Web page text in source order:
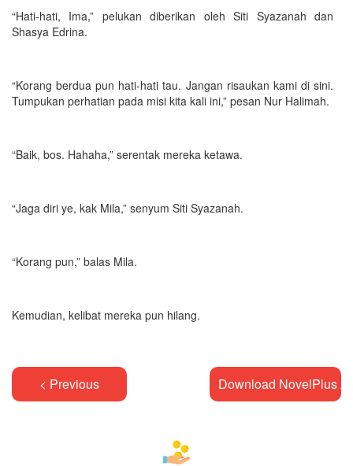
“Hati-hati, Ima,” pelukan diberikan oleh Siti Syazanah dan
Shasya Edrina.
“Korang berdua pun hati-hati tau. Jangan risaukan kami di sini.
Tumpukan perhatian pada misi kita kali ini,” pesan Nur Halimah.
“Baik, bos. Hahaha,” serentak mereka ketawa.
“Jaga diri ye, kak Mila,” senyum Siti Syazanah.
“Korang pun,” balas Mila.
Kemudian, kelibat mereka pun hilang.
< Previous Download NovelPlus